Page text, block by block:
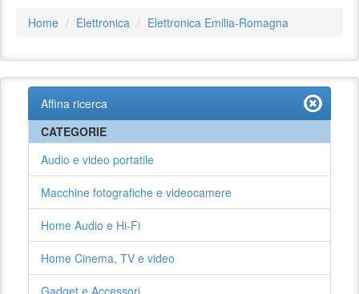
Home Elettronica Elettronica Emilia-Romagna
Affina ricerca
CATEGORIE
Audio e video portatile
Macchine fotografiche e videocamere
Home Audio e Hi-Fi
Home Cinema, TV e video
Gadget e Accessori